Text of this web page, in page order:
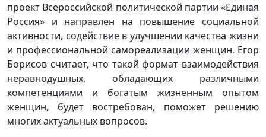
проект Всероссийской политической партии «Единая
Россия» и направлен на повышение социальной
активности, содействие в улучшении качества жизни
и профессиональной самореализации женщин. Егор
Борисов считает, что такой формат взаимодействия
неравнодушных, обладающих различными
компетенциями и богатым жизненным опытом
женщин, будет востребован, поможет решению
многих актуальных вопросов.